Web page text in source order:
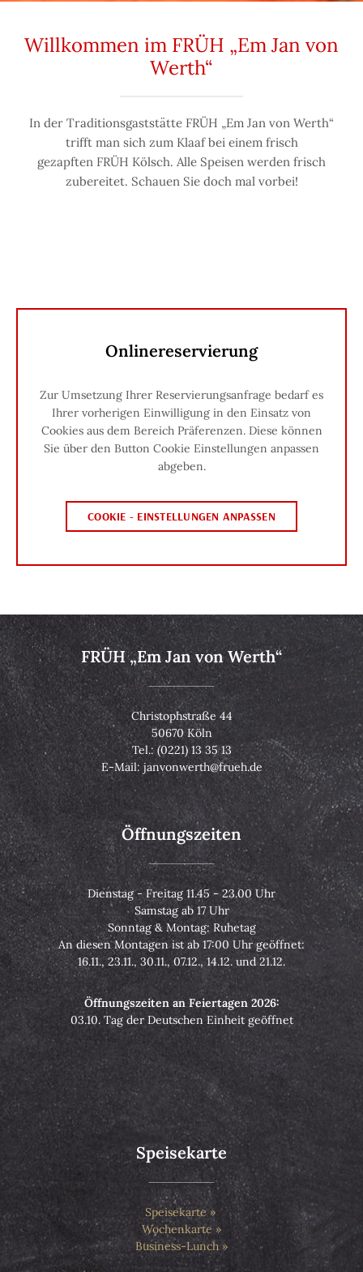
Willkommen im FRÜH „Em Jan von
Werth“
In der Traditionsgaststätte FRÜH „Em Jan von Werth“
trifft man sich zum Klaaf bei einem frisch
gezapften FRÜH Kölsch. Alle Speisen werden frisch
zubereitet. Schauen Sie doch mal vorbei!
Onlinereservierung
Zur Umsetzung Ihrer Reservierungsanfrage bedarf es
Ihrer vorherigen Einwilligung in den Einsatz von
Cookies aus dem Bereich Präferenzen. Diese können
Sie über den Button Cookie Einstellungen anpassen
abgeben.
COOKIE - EINSTELLUNGEN ANPASSEN
FRÜH „Em Jan von Werth“
Christophstraße 44
50670 Köln
Tel.: (0221) 13 35 13
E-Mail: janvonwerth@frueh.de
Öffnungszeiten
Dienstag - Freitag 11.45 - 23.00 Uhr
Samstag ab 17 Uhr
Sonntag & Montag: Ruhetag
An diesen Montagen ist ab 17:00 Uhr geöffnet:
16.11., 23.11., 30.11., 07.12., 14.12. und 21.12.
Öffnungszeiten an Feiertagen 2026:
03.10. Tag der Deutschen Einheit geöffnet
Speisekarte
Speisekarte
Wochenkarte
Business-Lunch